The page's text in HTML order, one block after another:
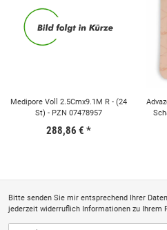
Medipore Voll 2.5Cmx9.1M R - (24
St) - PZN 07478957
288,86 € *
Bitte senden Sie mir entsprechend Ihrer
jederzeit widerruflich Informationen zu Ihrem